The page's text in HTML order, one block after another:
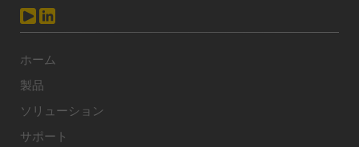
ホーム
製品
ソリューション
サポート